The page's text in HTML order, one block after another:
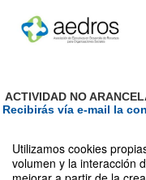
Utilizamos cookies
volumen y la interacción
ACTIVIDAD NO
Recibirás vía e-mail la